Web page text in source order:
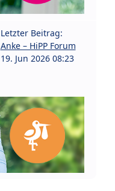
Letzter Beitrag:
Anke – HiPP Forum
19. Jun 2026 08:23